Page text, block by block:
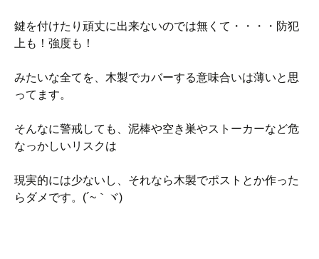
鍵を付けたり頑丈に出来ないのでは無くて・・・・防犯
上も！強度も！
みたいな全てを、木製でカバーする意味合いは薄いと思
ってます。
そんなに警戒しても、泥棒や空き巣やストーカーなど危
なっかしいリスクは
現実的には少ないし、それなら木製でポストとか作った
らダメです。(´~｀ヾ)